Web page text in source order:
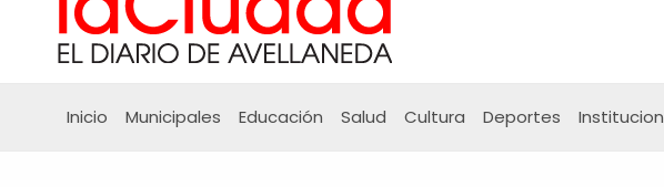
Inicio Municipales Educación Salud Cultura Deportes